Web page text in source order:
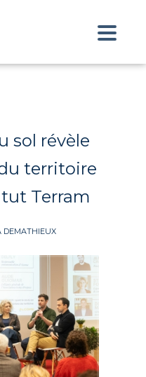
sol révèle
territoire
Terram
DEMATHIEUX